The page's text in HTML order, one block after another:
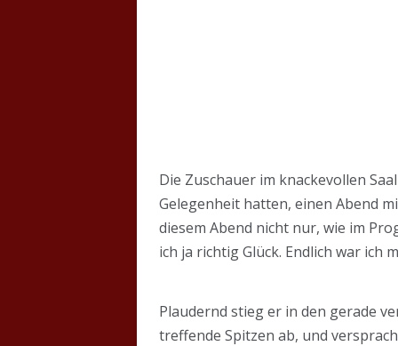
Die Zuschauer im knackevollen
Gelegenheit hatten, einen Abend
diesem Abend nicht nur, wie im
ich ja richtig Glück. Endlich war ich
Plaudernd stieg er in den gerade
treffende Spitzen ab, und